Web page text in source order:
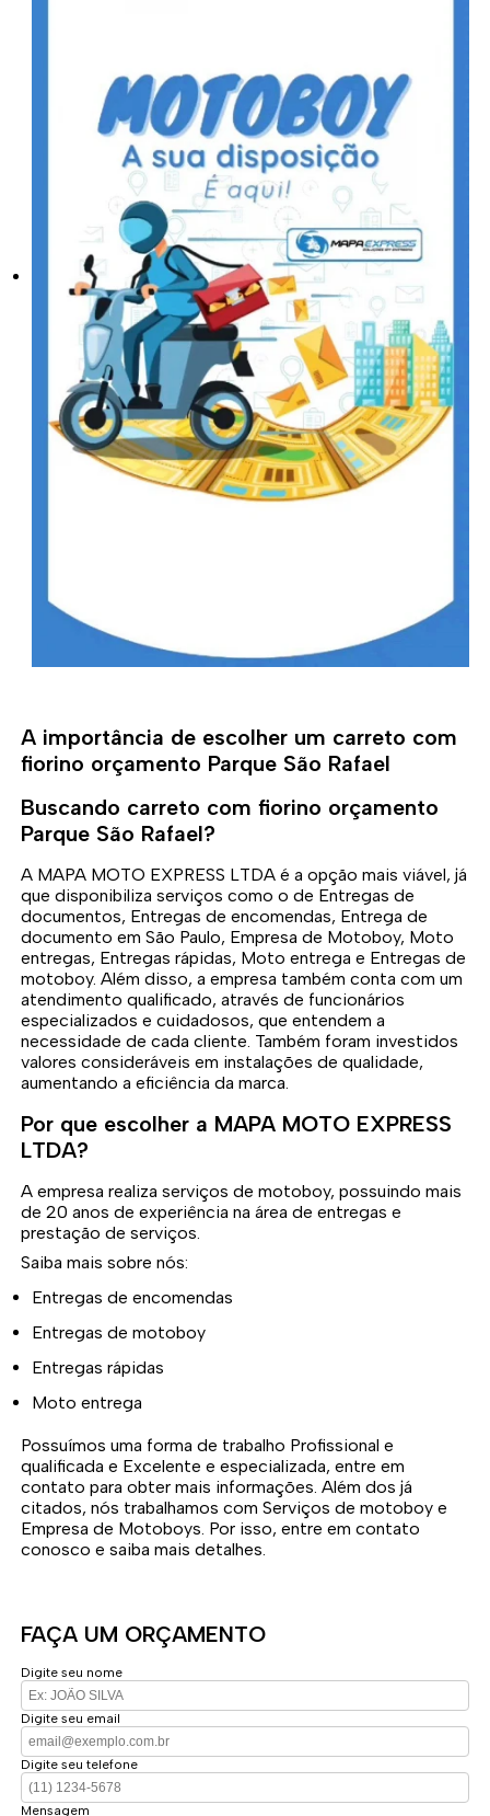
A importância de escolher um carreto com
fiorino orçamento Parque São Rafael
Buscando carreto com fiorino orçamento
Parque São Rafael?
A MAPA MOTO EXPRESS LTDA é a opção mais viável, já
que disponibiliza serviços como o de Entregas de
documentos, Entregas de encomendas, Entrega de
documento em São Paulo, Empresa de Motoboy, Moto
entregas, Entregas rápidas, Moto entrega e Entregas de
motoboy. Além disso, a empresa também conta com um
atendimento qualificado, através de funcionários
especializados e cuidadosos, que entendem a
necessidade de cada cliente. Também foram investidos
valores consideráveis em instalações de qualidade,
aumentando a eficiência da marca.
Por que escolher a MAPA MOTO EXPRESS
LTDA?
A empresa realiza serviços de motoboy, possuindo mais
de 20 anos de experiência na área de entregas e
prestação de serviços.
Saiba mais sobre nós:
Entregas de encomendas
Entregas de motoboy
Entregas rápidas
Moto entrega
Possuímos uma forma de trabalho Profissional e
qualificada e Excelente e especializada, entre em
contato para obter mais informações. Além dos já
citados, nós trabalhamos com Serviços de motoboy e
Empresa de Motoboys. Por isso, entre em contato
conosco e saiba mais detalhes.
FAÇA UM ORÇAMENTO
Digite seu nome
Digite seu email
Digite seu telefone
Mensagem